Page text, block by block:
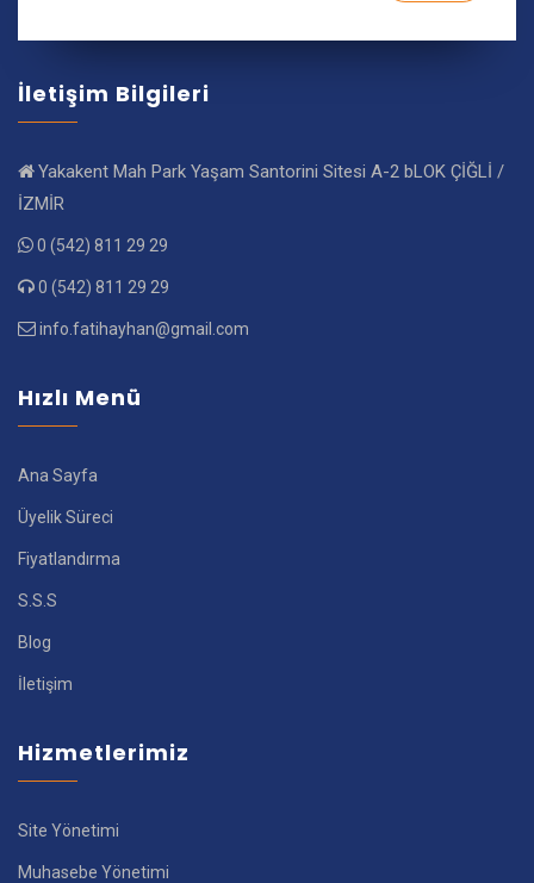
İletişim Bilgileri
Yakakent Mah Park Yaşam Santorini Sitesi A-2 bLOK ÇİĞLİ /
İZMİR
0 (542) 811 29 29
0 (542) 811 29 29
info.fatihayhan@gmail.com
Hızlı Menü
Ana Sayfa
Üyelik Süreci
Fiyatlandırma
S.S.S
Blog
İletişim
Hizmetlerimiz
Site Yönetimi
Muhasebe Yönetimi